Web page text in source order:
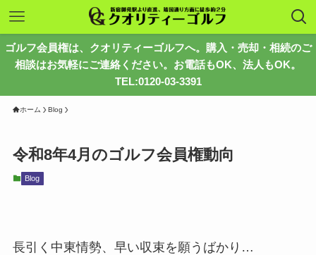
ゴルフ会員権は、クオリティーゴルフへ。購入・売却・相続のご
相談はお気軽にご連絡ください。お電話もOK、法人もOK。
TEL:0120-03-3391
ホーム Blog
令和8年4月のゴルフ会員権動向
Blog
長引く中東情勢、早い収束を願うばかり…